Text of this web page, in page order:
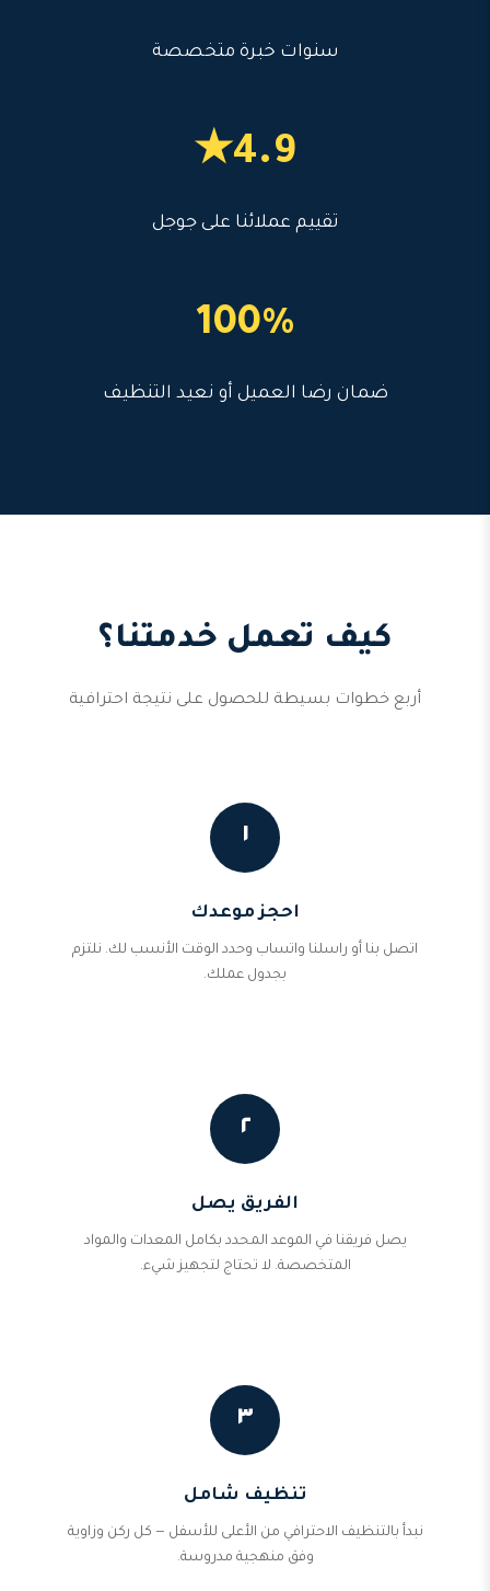
سنوات خبرة متخصصة
4.9★
تقييم عملائنا على جوجل
100%
ضمان رضا العميل أو نعيد التنظيف
كيف تعمل خدمتنا؟
أربع خطوات بسيطة للحصول على نتيجة احترافية
١
احجز موعدك
اتصل بنا أو راسلنا واتساب وحدد الوقت الأنسب لك. نلتزم
بجدول عملك.
٢
الفريق يصل
يصل فريقنا في الموعد المحدد بكامل المعدات والمواد
المتخصصة. لا تحتاج لتجهيز شيء.
٣
تنظيف شامل
نبدأ بالتنظيف الاحترافي من الأعلى للأسفل — كل ركن وزاوية
وفق منهجية مدروسة.